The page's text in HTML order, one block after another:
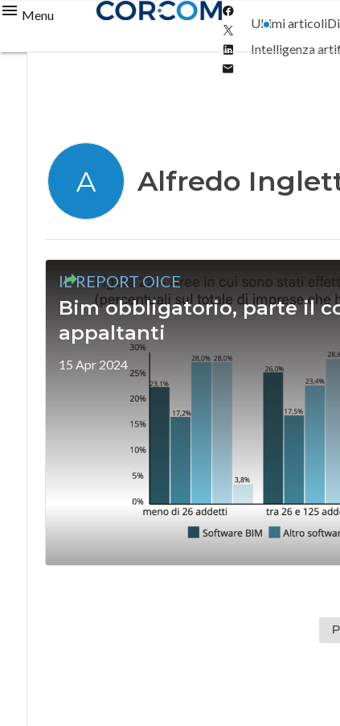
Menu
Twitter
Linkedin
Ultimi articoli
Intelligenza
A Alfredo
IL REPORT OICE
Bim obbligatorio, parte il
appaltanti
15 Apr 2024